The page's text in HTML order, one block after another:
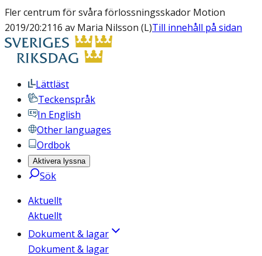
Fler centrum för svåra förlossningsskador Motion
2019/20:2116 av Maria Nilsson (L)Till innehåll på sidan
Lättläst
Teckenspråk
In English
Other languages
Ordbok
Aktivera lyssna
Sök
Aktuellt
Aktuellt
Dokument & lagar
Dokument & lagar